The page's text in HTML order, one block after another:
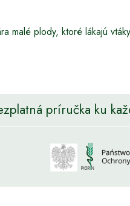
malé plody, ktoré lákajú
príručka ku